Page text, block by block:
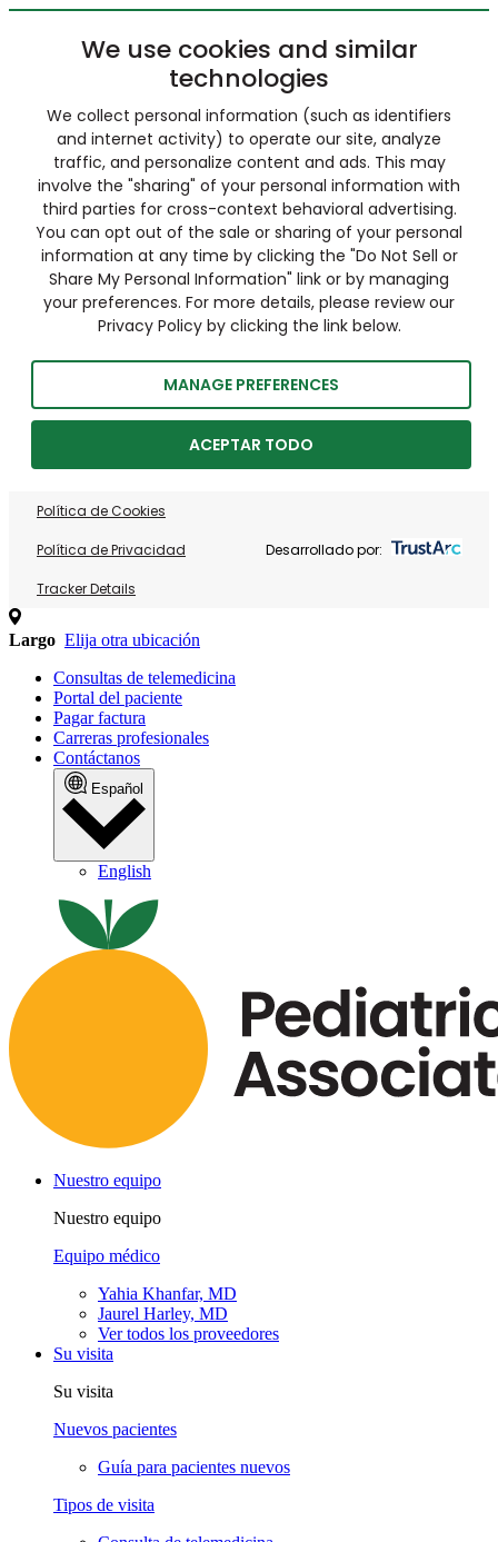
We use cookies and similar
technologies
We collect personal information (such as identifiers
and internet activity) to operate our site, analyze
traffic, and personalize content and ads. This may
involve the "sharing" of your personal information with
third parties for cross-context behavioral advertising.
You can opt out of the sale or sharing of your personal
information at any time by clicking the "Do Not Sell or
Share My Personal Information" link or by managing
your preferences. For more details, please review our
Privacy Policy by clicking the link below.
MANAGE PREFERENCES
ACEPTAR TODO
Política de Cookies
Política de Privacidad
Tracker Details
Desarrollado por:
Largo Elija otra ubicación
Consultas de telemedicina
Portal del paciente
Pagar factura
Carreras profesionales
Contáctanos
Español
English
Nuestro equipo
Nuestro equipo
Equipo médico
Yahia Khanfar, MD
Jaurel Harley, MD
Ver todos los proveedores
Su visita
Su visita
Nuevos pacientes
Guía para pacientes nuevos
Tipos de visita